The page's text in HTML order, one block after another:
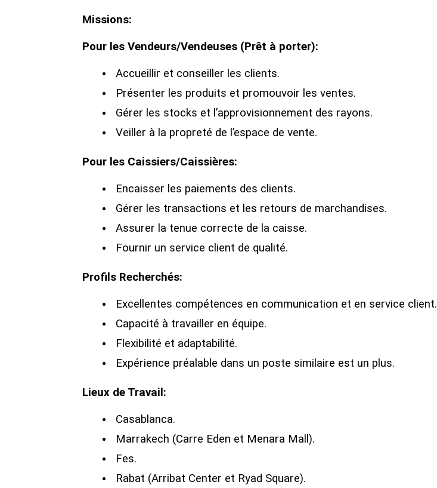
Missions:
Pour les Vendeurs/Vendeuses (Prêt à porter):
Accueillir et conseiller les clients.
Présenter les produits et promouvoir les ventes.
Gérer les stocks et l’approvisionnement des rayons.
Veiller à la propreté de l’espace de vente.
Pour les Caissiers/Caissières:
Encaisser les paiements des clients.
Gérer les transactions et les retours de marchandises.
Assurer la tenue correcte de la caisse.
Fournir un service client de qualité.
Profils Recherchés:
Excellentes compétences en communication et en service client.
Capacité à travailler en équipe.
Flexibilité et adaptabilité.
Expérience préalable dans un poste similaire est un plus.
Lieux de Travail:
Casablanca.
Marrakech (Carre Eden et Menara Mall).
Fes.
Rabat (Arribat Center et Ryad Square).